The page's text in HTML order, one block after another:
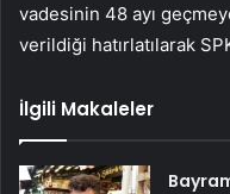
vadesinin 48 ayı
verildiği hatırlatılarak
İlgili Makaleler